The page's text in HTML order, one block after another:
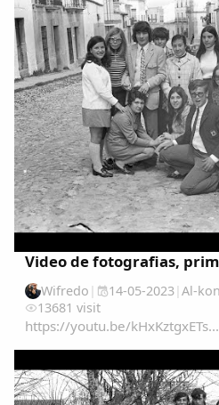
Video de fotografias,
Wifredo | 14-05-2023| Al-
13681 visit
https://youtu.be/kHxKztgxETs...